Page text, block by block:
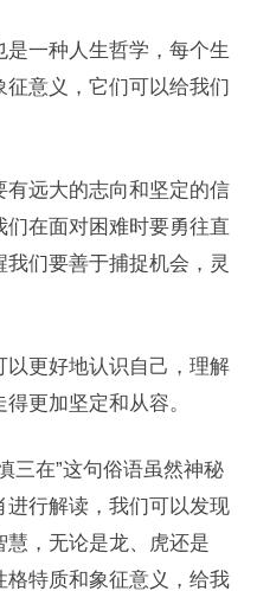
一种人生哲学，每个生
征意义，它们可以给我们
远大的志向和坚定的信
在面对困难时要勇往直
们要善于捕捉机会，灵
更好地认识自己，理解
更加坚定和从容。
三在”这句俗语虽然神秘
行解读，我们可以发现
，无论是龙、虎还是
格特质和象征意义，给我